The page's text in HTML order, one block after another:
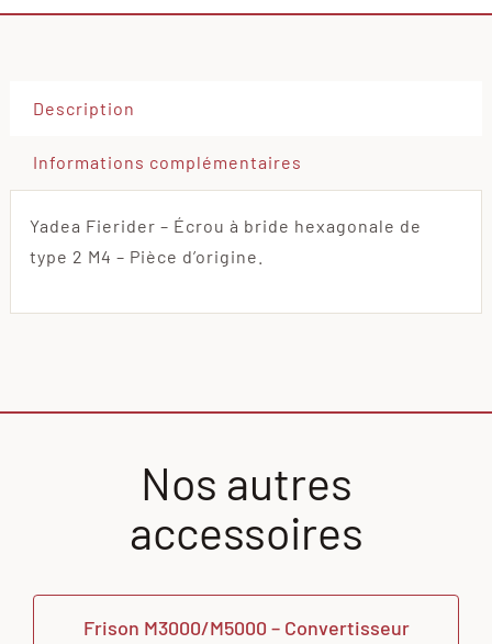
type
Description
Informations complémentaires
Yadea Fierider – Écrou à bride hexagonale de
type 2 M4 – Pièce d’origine.
Nos autres
accessoires
Frison M3000/M5000 – Convertisseur